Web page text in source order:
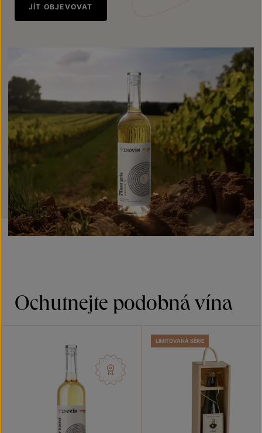
JÍT OBJEVOVAT
Ochutnejte podobná vína
LIMITOVANÁ SÉRIE